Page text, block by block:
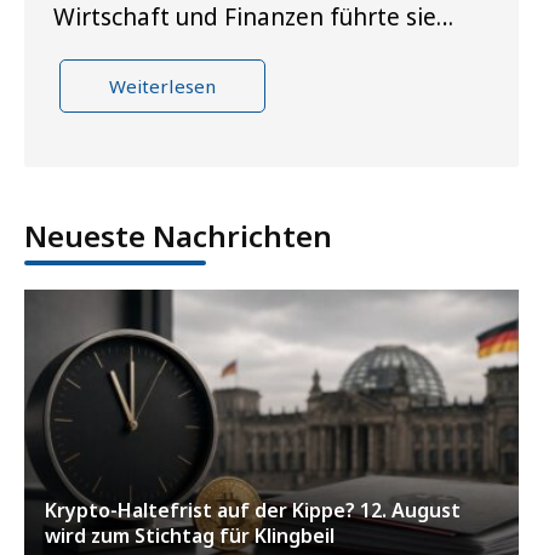
Wirtschaft und Finanzen führte sie…
Weiterlesen
Neueste Nachrichten
Krypto-Haltefrist auf der Kippe? 12. August
wird zum Stichtag für Klingbeil